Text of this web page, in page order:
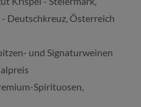
Deutschkreuz, Österreich
und Signaturweinen
Spirituosen,